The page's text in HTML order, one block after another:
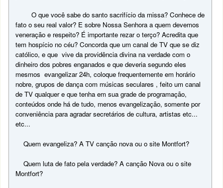
O que você sabe do santo sacrifício da missa? Conhece de
fato o seu real valor? E sobre Nossa Senhora a quem devemos
veneração e respeito? É importante rezar o terço? Acredita que
tem hospício no céu? Concorda que um canal de TV que se diz
católico, e que vive da providência divina na verdade com o
dinheiro dos pobres enganados e que deveria segundo eles
mesmos evangelizar 24h, coloque frequentemente em horário
nobre, grupos de dança com músicas seculares , feito um canal
de TV qualquer e que tenha em sua grade de programação,
conteúdos onde há de tudo, menos evangelização, somente por
conveniência para agradar secretários de cultura, artistas etc...
etc...
Quem evangeliza? A TV canção nova ou o site Montfort?
Quem luta de fato pela verdade? A canção Nova ou o site
Montfort?